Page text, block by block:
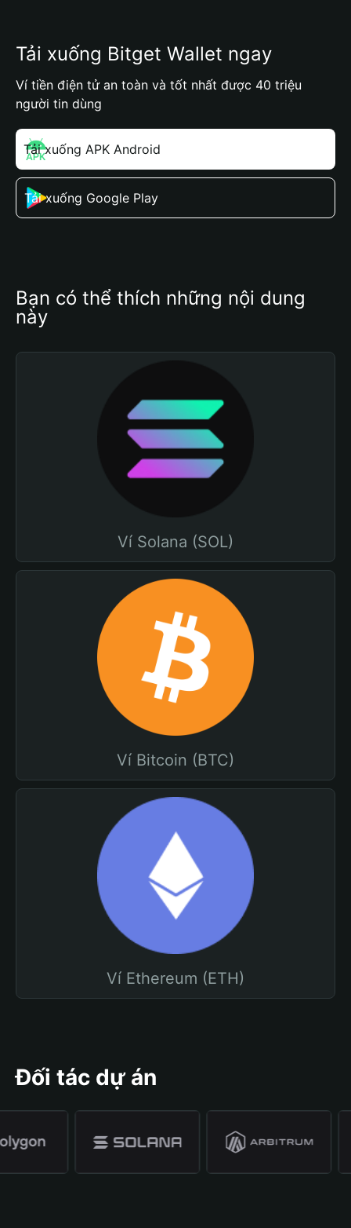
Tải xuống Bitget Wallet ngay
Ví tiền điện tử an toàn và tốt nhất được 40 triệu
người tin dùng
Tải xuống APK Android
Tải xuống Google Play
Bạn có thể thích những nội dung
này
Ví Solana (SOL)
Ví Bitcoin (BTC)
Ví Ethereum (ETH)
Đối tác dự án